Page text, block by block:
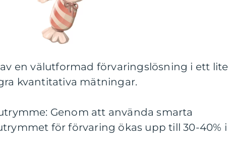
en välutformad förvaringslösning i ett
kvantitativa mätningar.
Genom att använda smarta
för förvaring ökas upp till 30-40% i